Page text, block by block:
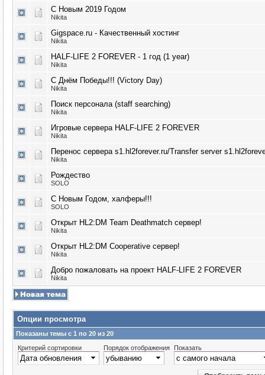
С Новым 2019 Годом
Nikita
Gigspace.ru - Качественный хостинг
Nikita
HALF-LIFE 2 FOREVER - 1 год (1 year)
Nikita
С Днём Победы!!! (Victory Day)
Nikita
Поиск персонала (staff searching)
Nikita
Игровые сервера HALF-LIFE 2 FOREVER
Nikita
Перенос сервера s1.hl2forever.ru/Transfer server
Nikita
Рождество
SOLO
С Новым Годом, халферы!!!
SOLO
Открыт HL2:DM Team Deathmatch сервер!
Nikita
Открыт HL2:DM Cooperative сервер!
Nikita
Добро пожаловать на проект HALF-LIFE 2 FOREVER
Nikita
Опции просмотра
Показаны темы с 1 по 20 из 20
Критерий сортировки
Порядок отображения Показать